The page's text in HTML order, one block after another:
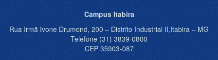
Campus Itabira
Rua Irmã Ivone Drumond, 200 – Distrito Industrial II,Itabira – MG
Telefone (31) 3839-0800
CEP 35903-087